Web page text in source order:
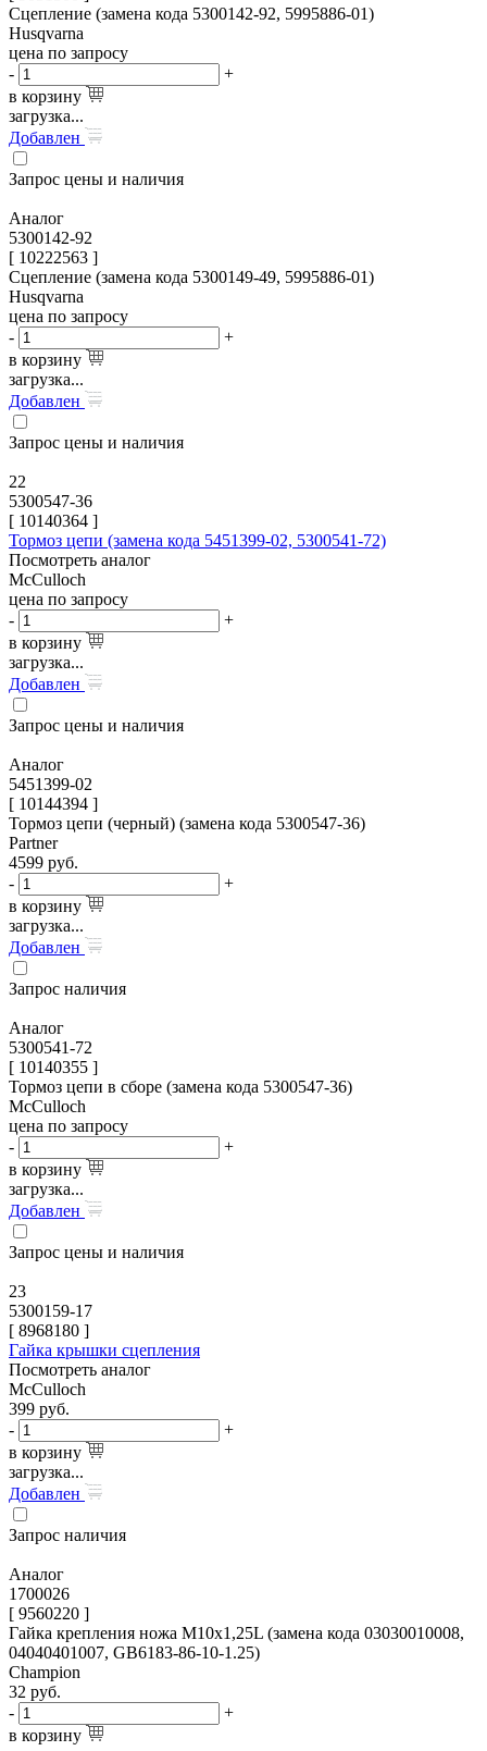
Сцепление (замена кода 5300142-92, 5995886-01)
Husqvarna
цена по запросу
-
+
в корзину
загрузка...
Добавлен
Запрос цены и наличия
Аналог
5300142-92
[ 10222563 ]
Сцепление (замена кода 5300149-49, 5995886-01)
Husqvarna
цена по запросу
-
+
в корзину
загрузка...
Добавлен
Запрос цены и наличия
22
5300547-36
[ 10140364 ]
Тормоз цепи (замена кода 5451399-02, 5300541-72)
Посмотреть аналог
McCulloch
цена по запросу
-
+
в корзину
загрузка...
Добавлен
Запрос цены и наличия
Аналог
5451399-02
[ 10144394 ]
Тормоз цепи (черный) (замена кода 5300547-36)
Partner
4599 руб.
-
+
в корзину
загрузка...
Добавлен
Запрос наличия
Аналог
5300541-72
[ 10140355 ]
Тормоз цепи в сборе (замена кода 5300547-36)
McCulloch
цена по запросу
-
+
в корзину
загрузка...
Добавлен
Запрос цены и наличия
23
5300159-17
[ 8968180 ]
Гайка крышки сцепления
Посмотреть аналог
McCulloch
399 руб.
-
+
в корзину
загрузка...
Добавлен
Запрос наличия
Аналог
1700026
[ 9560220 ]
Гайка крепления ножа М10х1,25L (замена кода 03030010008,
04040401007, GB6183-86-10-1.25)
Champion
32 руб.
-
+
в корзину